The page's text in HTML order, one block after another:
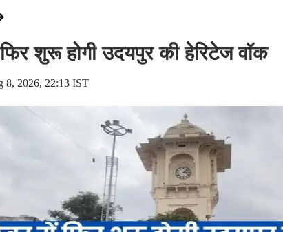
शुरू होगी उदयपुर की हेरिटेज वॉक
8, 2026, 22:13 IST